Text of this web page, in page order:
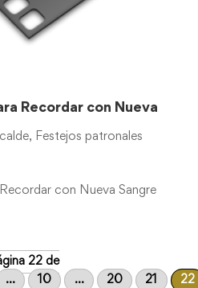
Recordar con Nueva
, Festejos patronales
con Nueva Sangre
22 de
... 10 ... 20 21 22